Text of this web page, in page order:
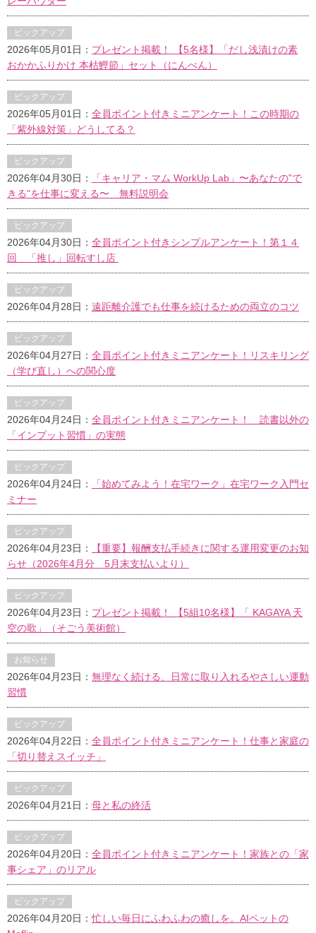
ピックアップ
2026年05月01日： プレゼント掲載！ 【5名様】「だし浅漬けの素
おかかふりかけ 本枯鰹節」セット（にんべん）
ピックアップ
2026年05月01日： 全員ポイント付きミニアンケート！この時期の
「紫外線対策」どうしてる？
ピックアップ
2026年04月30日：
「キャリア・マム WorkUp Lab」〜あなたの‟で
きる"を仕事に変える〜 無料説明会
ピックアップ
2026年04月30日： 全員ポイント付きシンプルアンケート！第１４
回 「推し」回転すし店
ピックアップ
2026年04月28日： 遠距離介護でも仕事を続けるための両立のコツ
ピックアップ
2026年04月27日： 全員ポイント付きミニアンケート！リスキリング
（学び直し）への関心度
ピックアップ
2026年04月24日： 全員ポイント付きミニアンケート！ 読書以外の
「インプット習慣」の実態
ピックアップ
2026年04月24日：
「始めてみよう！在宅ワーク」在宅ワーク入門セ
ミナー
ピックアップ
2026年04月23日：
【重要】報酬支払手続きに関する運用変更のお知
らせ（2026年4月分 5月末支払いより）
ピックアップ
2026年04月23日： プレゼント掲載！ 【5組10名様】「 KAGAYA 天
空の歌」（そごう美術館）
お知らせ
2026年04月23日： 無理なく続ける、日常に取り入れるやさしい運動
習慣
ピックアップ
2026年04月22日： 全員ポイント付きミニアンケート！仕事と家庭の
「切り替えスイッチ」
ピックアップ
2026年04月21日： 母と私の終活
ピックアップ
2026年04月20日： 全員ポイント付きミニアンケート！家族との「家
事シェア」のリアル
ピックアップ
2026年04月20日：忙しい毎日にふわふわの癒しを。AIペットの